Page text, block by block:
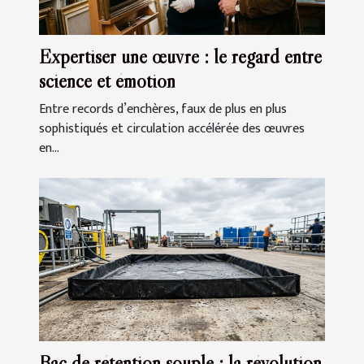
Expertiser une œuvre : le regard entre
science et émotion
Entre records d’enchères, faux de plus en plus
sophistiqués et circulation accélérée des œuvres
en...